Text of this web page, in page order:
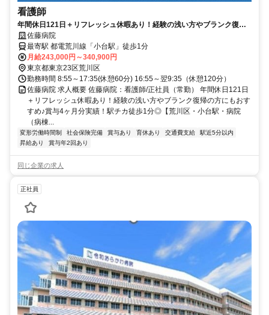
看護師
年間休日121日＋リフレッシュ休暇あり！経験の浅い方やブランク復帰
の方にもおすすめ♪賞与4ヶ月分実績！駅チカ徒歩1分◎【荒川区・小台
駅・病院（病棟）・看護師・常勤】※積極採用中
佐藤病院
最寄駅 都電荒川線「小台駅」徒歩1分
月給243,000円～340,900円
東京都東京23区荒川区
勤務時間 8:55～17:35(休憩60分) 16:55～翌9:35（休憩120分）
佐藤病院 求人概要 佐藤病院：看護師/正社員（常勤） 年間休日121日
＋リフレッシュ休暇あり！経験の浅い方やブランク復帰の方にもおす
すめ♪賞与4ヶ月分実績！駅チカ徒歩1分◎【荒川区・小台駅・病院
（病棟...
変形労働時間制 社会保険完備 賞与あり 育休あり 交通費支給
駅近5分以内
昇給あり
賞与年2回あり
同じ企業の求人
正社員